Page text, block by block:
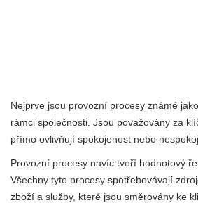
Nejprve jsou provozní procesy známé
rámci společnosti. Jsou považovány za
přímo ovlivňují spokojenost nebo
Provozní procesy navíc tvoří hodnotový
Všechny tyto procesy spotřebovávají
zboží a služby, které jsou směrovány ke